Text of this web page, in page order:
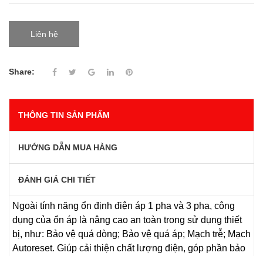
Liên hệ
Share:
THÔNG TIN SẢN PHẨM
HƯỚNG DẪN MUA HÀNG
ĐÁNH GIÁ CHI TIẾT
Ngoài tính năng ổn định điện áp 1 pha và 3 pha, công
dụng của ổn áp là nâng cao an toàn trong sử dụng thiết
bị, như: Bảo vệ quá dòng; Bảo vệ quá áp; Mạch trễ; Mạch
Autoreset. Giúp cải thiện chất lượng điện, góp phần bảo